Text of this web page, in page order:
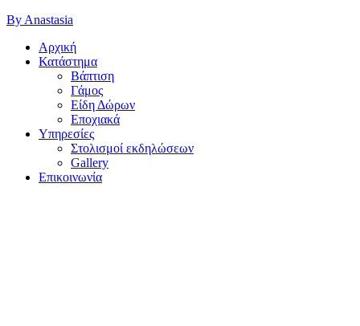
By Anastasia
Αρχική
Κατάστημα
Βάπτιση
Γάμος
Είδη Δώρων
Εποχιακά
Υπηρεσίες
Στολισμοί εκδηλώσεων
Gallery
Επικοινωνία